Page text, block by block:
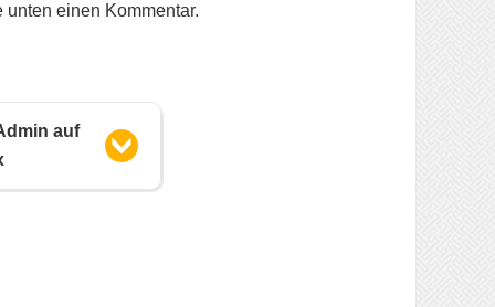
einen Kommentar.
auf